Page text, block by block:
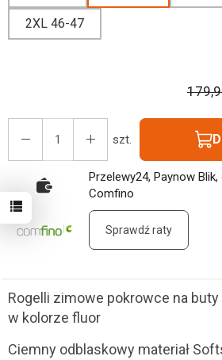
2XL 46-47
szt.
Przelewy24, Paynow
Comfino
Sprawdź raty
Rogelli zimowe pokrowce na buty
w kolorze fluor
Ciemny odblaskowy materiał